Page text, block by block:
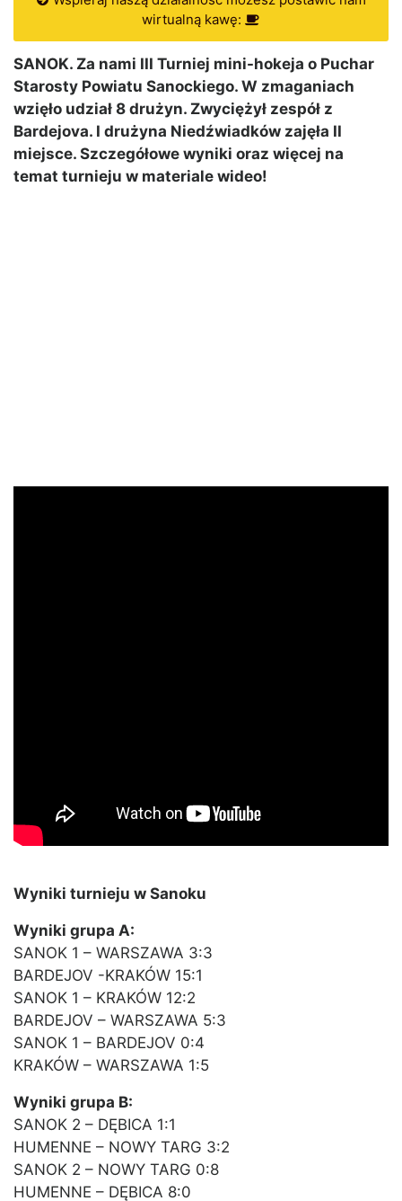
wirtualną kawę:
SANOK. Za nami III Turniej mini-hokeja o Puchar
Starosty Powiatu Sanockiego. W zmaganiach
wzięło udział 8 drużyn. Zwyciężył zespół z
Bardejova. I drużyna Niedźwiadków zajęła II
miejsce. Szczegółowe wyniki oraz więcej na
temat turnieju w materiale wideo!
Wyniki turnieju w Sanoku
Wyniki grupa A:
SANOK 1 – WARSZAWA 3:3
BARDEJOV -KRAKÓW 15:1
SANOK 1 – KRAKÓW 12:2
BARDEJOV – WARSZAWA 5:3
SANOK 1 – BARDEJOV 0:4
KRAKÓW – WARSZAWA 1:5
Wyniki grupa B:
SANOK 2 – DĘBICA 1:1
HUMENNE – NOWY TARG 3:2
SANOK 2 – NOWY TARG 0:8
HUMENNE – DĘBICA 8:0